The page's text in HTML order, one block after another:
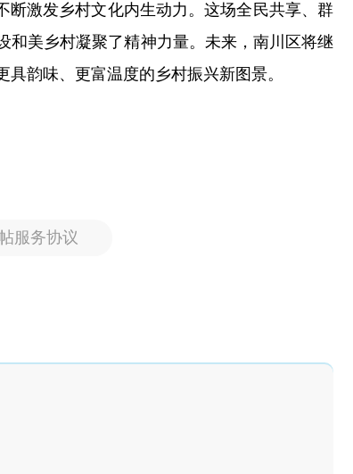
断激发乡村文化内生动力。这场全民共享、群
和美乡村凝聚了精神力量。未来，南川区将继
韵味、更富温度的乡村振兴新图景。
服务协议